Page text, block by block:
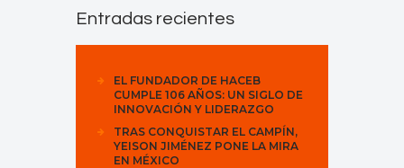
Entradas recientes
EL FUNDADOR DE HACEB
CUMPLE 106 AÑOS: UN SIGLO DE
INNOVACIÓN Y LIDERAZGO
TRAS CONQUISTAR EL CAMPÍN,
YEISON JIMÉNEZ PONE LA MIRA
EN MÉXICO